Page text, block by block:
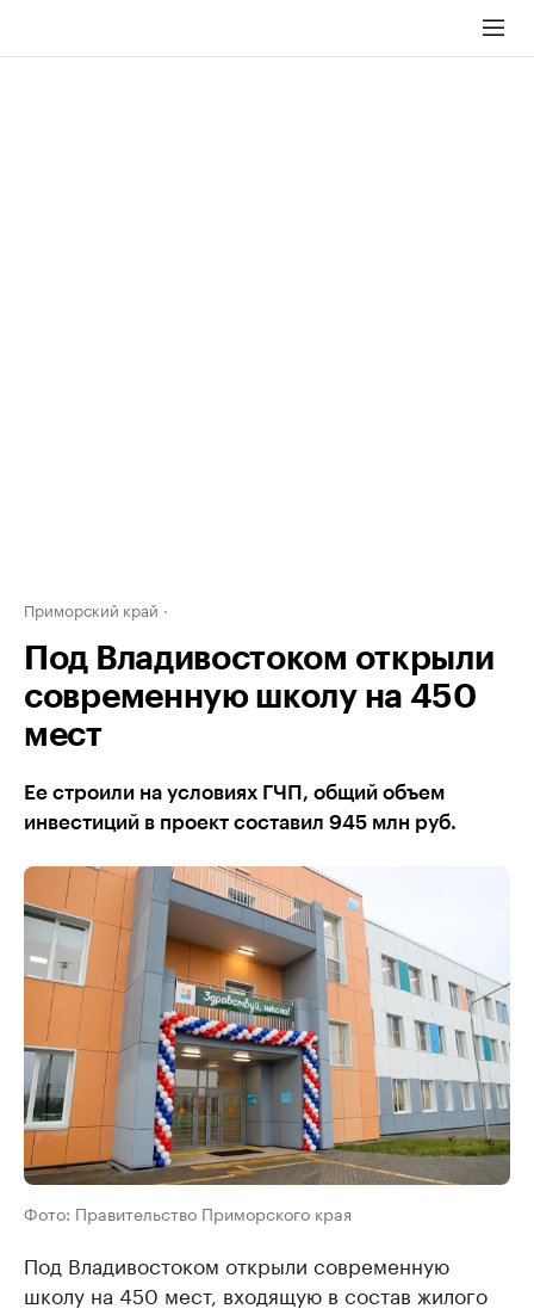
Приморский край
Под Владивостоком открыли
современную школу на 450
мест
Ее строили на условиях ГЧП, общий объем
инвестиций в проект составил 945 млн руб.
Фото: Правительство Приморского края
Под Владивостоком открыли современную
школу на 450 мест, входящую в состав жилого